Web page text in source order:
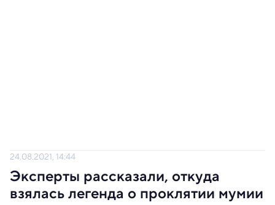
24.08.2021, 14:44
Эксперты рассказали, откуда
взялась легенда о проклятии мумии